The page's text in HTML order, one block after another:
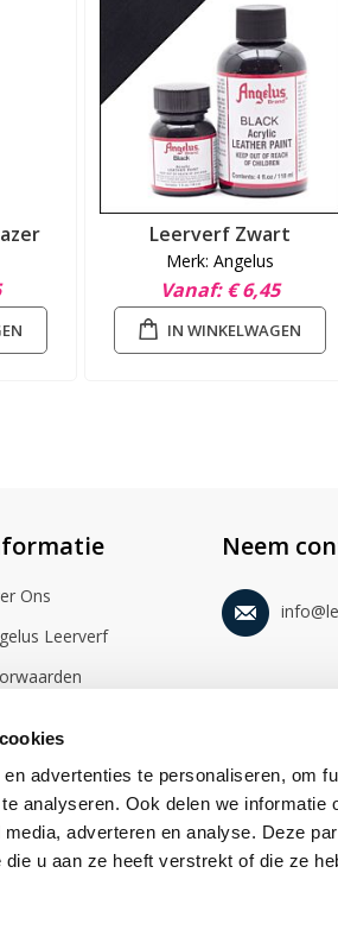
advertenties te personaliseren, om
analyseren. Ook delen we informatie
adverteren en analyse. Deze
u aan ze heeft verstrekt of die ze
Leerverf Zwart
Merk: Angelus
Vanaf € 6,45
IN WINKELWAGEN
Ons
Leerverf
Neem